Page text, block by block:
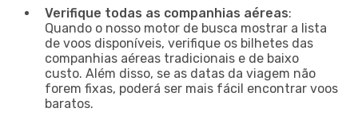
Verifique todas as companhias aéreas:
Quando o nosso motor de busca mostrar a lista
de voos disponíveis, verifique os bilhetes das
companhias aéreas tradicionais e de baixo
custo. Além disso, se as datas da viagem não
forem fixas, poderá ser mais fácil encontrar voos
baratos.